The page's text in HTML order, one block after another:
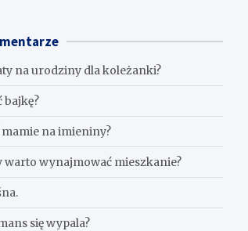
na urodziny dla koleżanki?
bajkę?
mamie na imieniny?
warto wynajmować mieszkanie?
się wypala?